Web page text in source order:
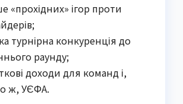
«прохідних» ігор проти
турнірна конкуренція до
раунду;
доходи для команд і,
ж, УЄФА.